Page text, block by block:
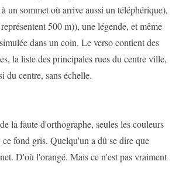
un sommet où arrive aussi un téléphérique),
500 m)), une légende, et même
dans un coin. Le verso contient des
la liste des principales rues du centre ville,
du centre, sans échelle.
la faute d'orthographe, seules les couleurs
fond gris. Quelqu'un a dû se dire que
D'où l'orangé. Mais ce n'est pas vraiment